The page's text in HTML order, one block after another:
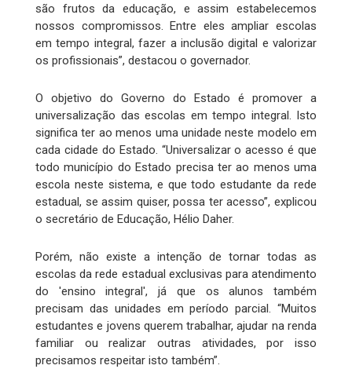
são frutos da educação, e assim estabelecemos
nossos compromissos. Entre eles ampliar escolas
em tempo integral, fazer a inclusão digital e valorizar
os profissionais”, destacou o governador.
O objetivo do Governo do Estado é promover a
universalização das escolas em tempo integral. Isto
significa ter ao menos uma unidade neste modelo em
cada cidade do Estado. “Universalizar o acesso é que
todo município do Estado precisa ter ao menos uma
escola neste sistema, e que todo estudante da rede
estadual, se assim quiser, possa ter acesso”, explicou
o secretário de Educação, Hélio Daher.
Porém, não existe a intenção de tornar todas as
escolas da rede estadual exclusivas para atendimento
do 'ensino integral', já que os alunos também
precisam das unidades em período parcial. “Muitos
estudantes e jovens querem trabalhar, ajudar na renda
familiar ou realizar outras atividades, por isso
precisamos respeitar isto também”.